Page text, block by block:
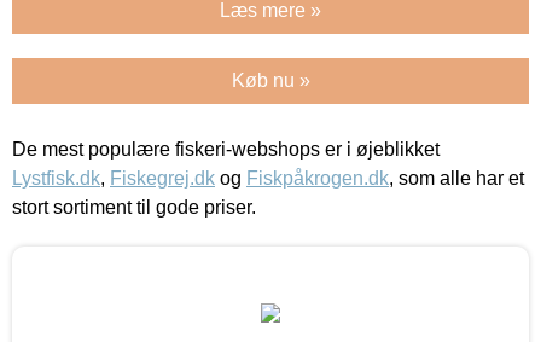
Læs mere »
Køb nu »
De mest populære fiskeri-webshops er i øjeblikket
Lystfisk.dk, Fiskegrej.dk og Fiskpåkrogen.dk, som alle har et
stort sortiment til gode priser.